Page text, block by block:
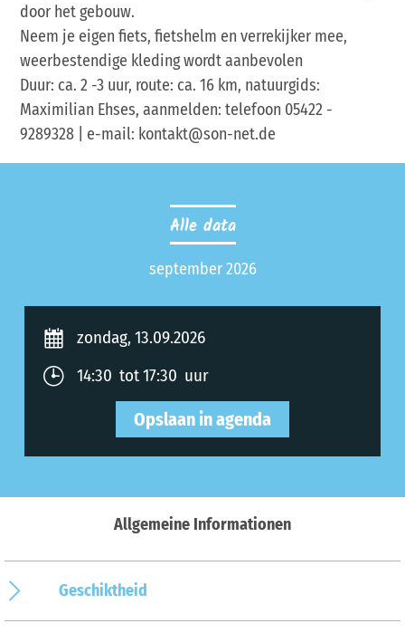
door het gebouw.
Neem je eigen fiets, fietshelm en verrekijker mee,
weerbestendige kleding wordt aanbevolen
Duur: ca. 2 -3 uur, route: ca. 16 km, natuurgids:
Maximilian Ehses, aanmelden: telefoon 05422 -
9289328 | e-mail: kontakt@son-net.de
Alle data
september 2026
zondag, 13.09.2026
14:30 tot 17:30 uur
Opslaan in agenda
Allgemeine Informationen
Geschiktheid